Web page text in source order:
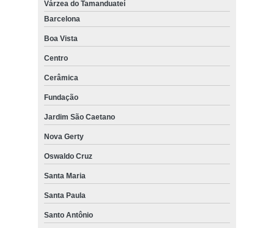
Várzea do Tamanduateí
Barcelona
Boa Vista
Centro
Cerâmica
Fundação
Jardim São Caetano
Nova Gerty
Oswaldo Cruz
Santa Maria
Santa Paula
Santo Antônio